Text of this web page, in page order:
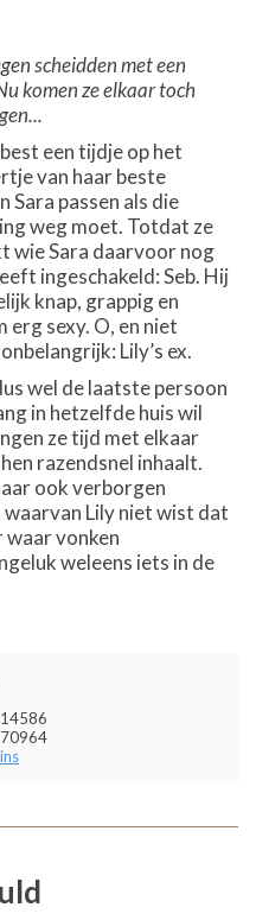
scheidden met een
komen ze elkaar toch
een tijdje op het
van haar beste
Sara passen als die
weg moet. Totdat ze
wie Sara daarvoor nog
ingeschakeld: Seb. Hij
knap, grappig en
erg sexy. O, en niet
Lily’s ex.
wel de laatste persoon
in hetzelfde huis wil
ze tijd met elkaar
razendsnel inhaalt.
ook verborgen
Lily niet wist dat
waar vonken
weleens iets in de